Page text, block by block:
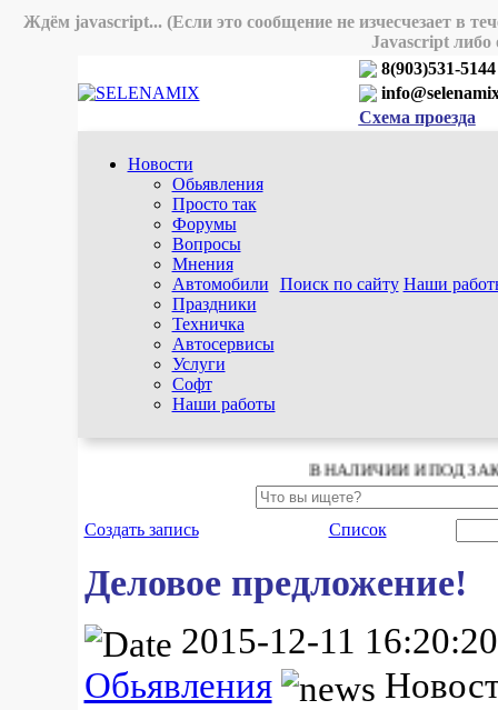
Ждём javascript... (Если это сообщение не изчесчезает в
Javascript либо
8(903)531-5144
Схема проезда
Новости
Обьявления
Просто так
Форумы
Вопросы
Мнения
Автомобили
Праздники
Техничка
Автосервисы
Услуги
Софт
Наши работы
Поиск по сайту Наши
В НАЛИЧИИ И ПОД
Создать запись Список
Деловое предложение!
2015-12-11
Обьявления